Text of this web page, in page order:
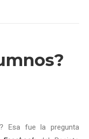
Esa fue la pregunta